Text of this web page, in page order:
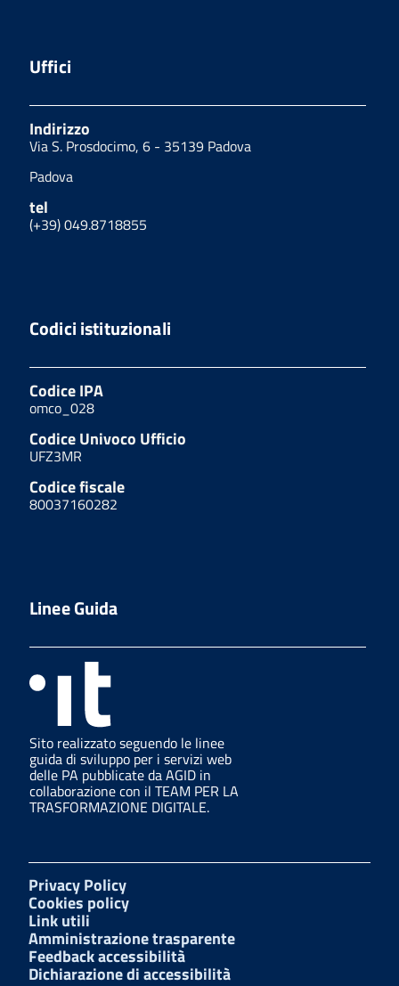
Uffici
Indirizzo
Via S. Prosdocimo, 6 - 35139 Padova
Padova
tel
(+39) 049.8718855
Codici istituzionali
Codice IPA
omco_028
Codice Univoco Ufficio
UFZ3MR
Codice fiscale
80037160282
Linee Guida
Sito realizzato seguendo le linee
guida di sviluppo per i servizi web
delle PA pubblicate da AGID in
collaborazione con il TEAM PER LA
TRASFORMAZIONE DIGITALE.
Privacy Policy
Cookies policy
Link utili
Amministrazione trasparente
Feedback accessibilità
Dichiarazione di accessibilità